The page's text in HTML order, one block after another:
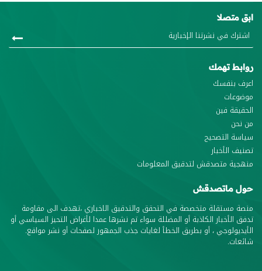
ابق متصلا
روابط تهمك
اعرف بنفسك
موضوعات
الحقيقة فين
من نحن
سياسة التصحيح
تصنيف الأخبار
منهجية متصدقش لتدقيق المعلومات
حول ماتصدقش
منصة مستقلة متخصصة في التحقق والتدقيق الاخباري ،تهدف الى مقاومة
تدفق الأخبار الكاذبة أو المضللة سواء تم نشرها عمدا لأغراض التحيز السياسي أو
الأيديولوجي ، أو بطريق الخطأ لغايات جذب الجمهور لصفحات أو نشر مواقع.
شائعات.